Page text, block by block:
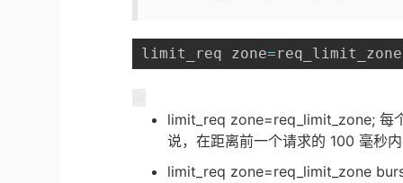
limit_req zone=
limit_req zone=req_limit_zone; 每
说，在距离前一个请求的 100 毫秒
limit_req zone=req_limit_zone